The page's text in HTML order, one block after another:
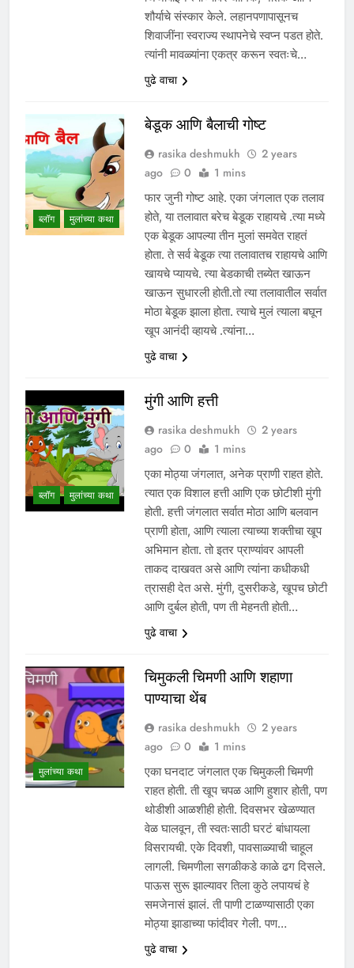
शौर्याचे संस्कार केले. लहानपणापासूनच
शिवाजींना स्वराज्य स्थापनेचे स्वप्न पडत होते.
त्यांनी मावळ्यांना एकत्र करून स्वतःचे…
पुढे वाचा
ब्लॉग मुलांच्या कथा
बेडूक आणि बैलाची गोष्ट
rasika deshmukh
2 years
ago
0 1 mins
फार जुनी गोष्ट आहे. एका जंगलात एक तलाव
होते, या तलावात बरेच बेडूक राहायचे .त्या मध्ये
एक बेडूक आपल्या तीन मुलां समवेत राहतं
होता. ते सर्व बेडूक त्या तलावातच राहायचे आणि
खायचे प्यायचे. त्या बेडकाची तब्येत खाऊन
खाऊन सुधारली होती.तो त्या तलावातील सर्वात
मोठा बेडूक झाला होता. त्याचे मुलं त्याला बघून
खूप आनंदी व्हायचे .त्यांना…
पुढे वाचा
ब्लॉग मुलांच्या कथा
मुंगी आणि हत्ती
rasika deshmukh
2 years
ago
0 1 mins
एका मोठ्या जंगलात, अनेक प्राणी राहत होते.
त्यात एक विशाल हत्ती आणि एक छोटीशी मुंगी
होती. हत्ती जंगलात सर्वात मोठा आणि बलवान
प्राणी होता, आणि त्याला त्याच्या शक्तीचा खूप
अभिमान होता. तो इतर प्राण्यांवर आपली
ताकद दाखवत असे आणि त्यांना कधीकधी
त्रासही देत असे. मुंगी, दुसरीकडे, खूपच छोटी
आणि दुर्बल होती, पण ती मेहनती होती…
पुढे वाचा
मुलांच्या कथा
चिमुकली चिमणी आणि शहाणा
पाण्याचा थेंब
rasika deshmukh
2 years
ago
0 1 mins
एका घनदाट जंगलात एक चिमुकली चिमणी
राहत होती. ती खूप चपळ आणि हुशार होती, पण
थोडीशी आळशीही होती. दिवसभर खेळण्यात
वेळ घालवून, ती स्वतःसाठी घरटं बांधायला
विसरायची. एके दिवशी, पावसाळ्याची चाहूल
लागली. चिमणीला सगळीकडे काळे ढग दिसले.
पाऊस सुरू झाल्यावर तिला कुठे लपायचं हे
समजेनासं झालं. ती पाणी टाळण्यासाठी एका
मोठ्या झाडाच्या फांदीवर गेली. पण…
पुढे वाचा